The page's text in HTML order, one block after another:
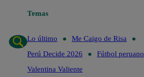
Temas
Lo último
Me Caigo de Risa
Perú Decide 2026
Fútbol peruano
Valentina Valiente